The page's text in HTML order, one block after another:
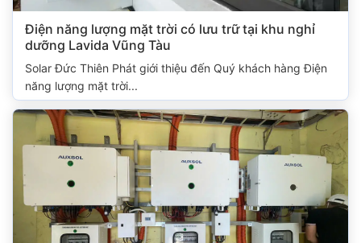
Điện năng lượng mặt trời có lưu trữ tại khu nghỉ
dưỡng Lavida Vũng Tàu
Solar Đức Thiên Phát giới thiệu đến Quý khách hàng Điện
năng lượng mặt trời...